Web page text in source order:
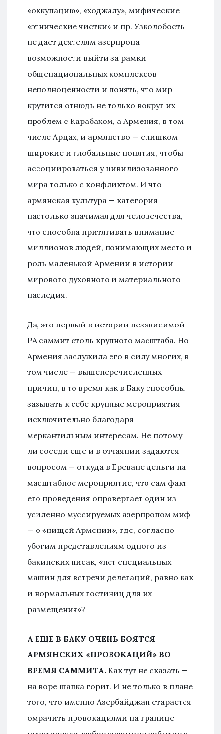
«оккупацию», «ходжалу», мифические
«этнические чистки» и пр. Узколобость
не дает деятелям азерпропа
возможности выйти за рамки
общенациональных комплексов
неполноценности и понять, что мир
крутится отнюдь не только вокруг их
проблем с Карабахом, а Армения, в том
числе Арцах, и армянство — слишком
широкие и глобальные понятия, чтобы
ассоциироваться у цивилизованного
мира только с конфликтом. И что
армянская культура — категория
настолько значимая для человечества,
что способна притягивать внимание
миллионов людей, понимающих место и
роль маленькой Армении в истории
мирового духовного и материального
наследия.
Да, это первый в истории независимой
РА саммит столь крупного масштаба. Но
Армения заслужила его в силу многих, в
том числе — вышеперечисленных
причин, в то время как в Баку способны
зазывать к себе крупные мероприятия
исключительно благодаря
меркантильным интересам. Не потому
ли соседи еще и в отчаянии задаются
вопросом — откуда в Ереване деньги на
масштабное мероприятие, что сам факт
его проведения опровергает один из
усиленно муссируемых азерпропом миф
— о «нищей Армении», где, согласно
убогим представлениям одного из
бакинских писак, «нет специальных
машин для встречи делегаций, равно как
и нормальных гостиниц для их
размещения»?
А ЕЩЕ В БАКУ ОЧЕНЬ БОЯТСЯ
АРМЯНСКИХ «ПРОВОКАЦИЙ» ВО
ВРЕМЯ САММИТА. Как тут не сказать —
на воре шапка горит. И не только в плане
того, что именно Азербайджан старается
омрачить провокациями на границе